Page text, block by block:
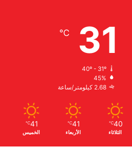
31
℃
40º - 31º
45%
2.68 كيلومتر/ساعة
40
℃
الثلاثاء
41
℃
الأربعاء
41
℃
الخميس